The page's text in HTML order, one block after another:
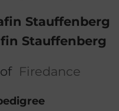
Stauffenberg
Stauffenberg
Firedance